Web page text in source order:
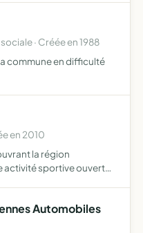
· Créée en 1988
commune en difficulté
en 2010
la région
activité sportive ouverte
Automobiles